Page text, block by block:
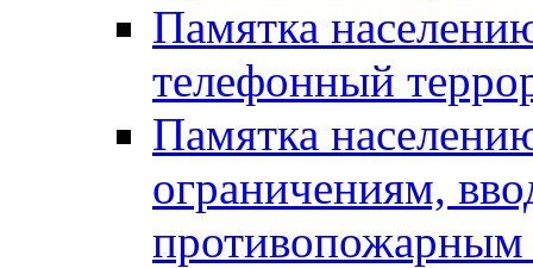
Памятка
телефонный
Памятка
ограничениям,